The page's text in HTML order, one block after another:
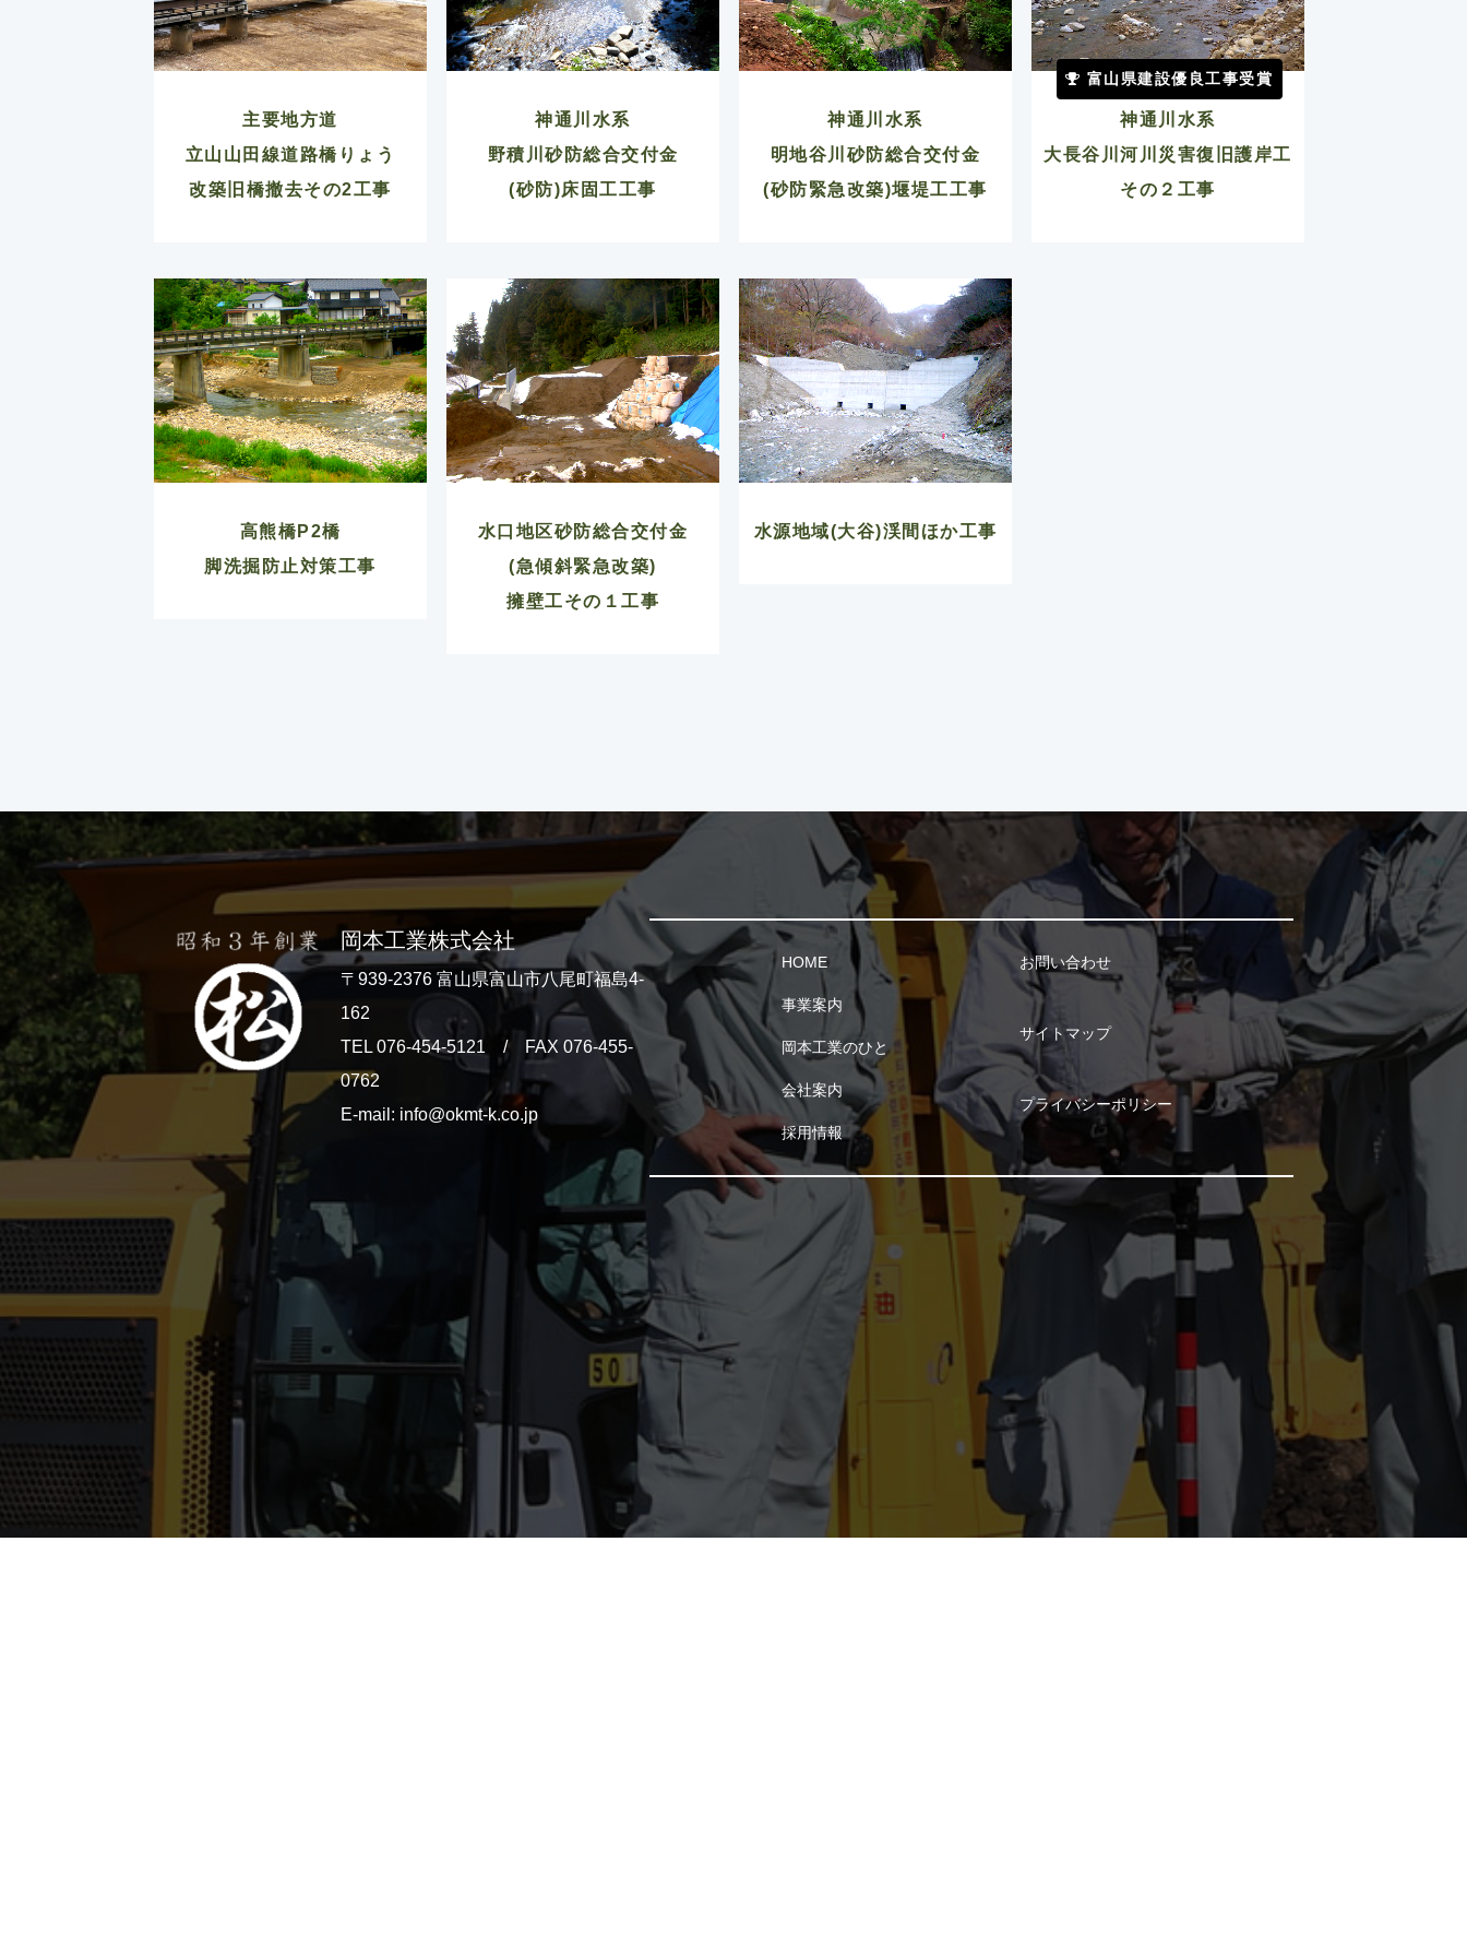
主要地方道
立山山田線道路橋りょう
改築旧橋撤去その2工事
神通川水系
野積川砂防総合交付金
(砂防)床固工工事
神通川水系
明地谷川砂防総合交付金
(砂防緊急改築)堰堤工工事
富山県建設優良工事受賞
神通川水系
大長谷川河川災害復旧護岸工
その２工事
高熊橋P2橋
脚洗掘防止対策工事
水口地区砂防総合交付金
(急傾斜緊急改築)
擁壁工その１工事
水源地域(大谷)渓間ほか工事
岡本工業株式会社
〒939-2376 富山県富山市八尾町福島4-
162
TEL 076-454-5121 / FAX 076-455-
0762
E-mail: info@okmt-k.co.jp
HOME
事業案内
岡本工業のひと
会社案内
採用情報
お問い合わせ
サイトマップ
プライバシーポリシー